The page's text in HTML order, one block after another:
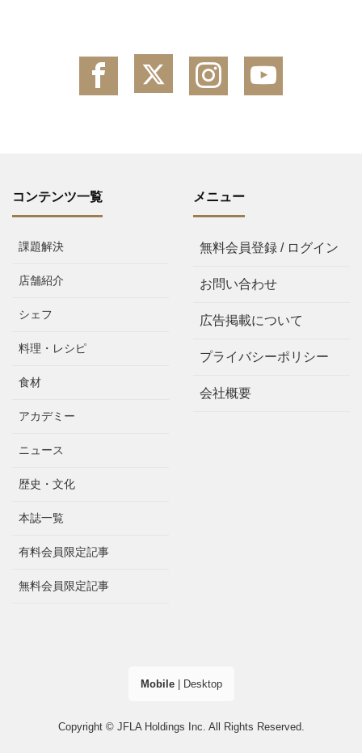
コンテンツ一覧
課題解決
店舗紹介
シェフ
料理・レシピ
食材
アカデミー
ニュース
歴史・文化
本誌一覧
有料会員限定記事
無料会員限定記事
メニュー
無料会員登録 / ログイン
お問い合わせ
広告掲載について
プライバシーポリシー
会社概要
Mobile| Desktop
Copyright © JFLA Holdings Inc. All Rights Reserved.